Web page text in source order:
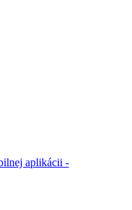
aplikácii -